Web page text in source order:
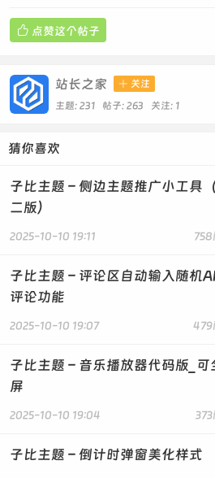
var(--article-bg, linear-
#c1e1ff)); padding: 15px;
transparent); margin: 20px
color: var(--article-text,
relative; overflow: hidden;
transition: transform 0.3s
center;">
<span style="position:
-20px; right: -20px; font-
<span style="position:
-20px; left: -20px; font-
article-icon, #ff7eb9);
<!-- 动态悬浮效果 -->
<div class="particle-
style="position: absolute;
100%; height: 100%;
126, 185, 0.2)) 10%,
background-size: 20px 20px;
 点赞这个帖子
站长之家  关注
主题: 231 帖子: 263 关注: 1
猜你喜欢
子比主题 – 侧边主题推广小工具
二版）
758
2025-10-10 19:11
子比主题 – 评论区自动输入随机
评论功能
479
2025-10-10 19:07
子比主题 – 音乐播放器代码版_可
屏
373
2025-10-10 19:04
子比主题 – 倒计时弹窗美化样式